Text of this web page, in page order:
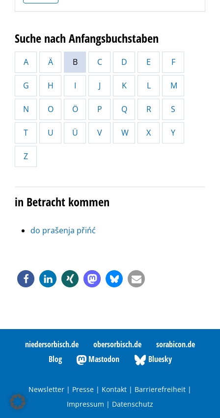
Suche nach Anfangsbuchstaben
A Ä B C D E F
G H I J K L M
N O Ö P Q R S
T U Ü V W X Y
Z
in Betracht kommen
do prašenja přińć
niedersorbisch.de obersorbisch.de
sorabicon.de
Blog
Mastodon Bluesky
Newsletter | Presse | Kontakt | Barrierefreiheit |
Impressum | Datenschutz